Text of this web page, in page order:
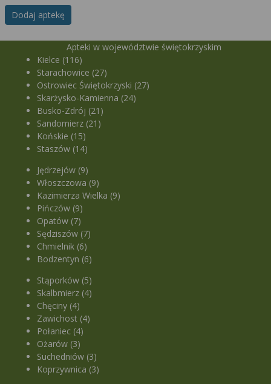
Dodaj aptekę
Apteki w województwie świętokrzyskim
Kielce (116)
Starachowice (27)
Ostrowiec Świętokrzyski (27)
Skarżysko-Kamienna (24)
Busko-Zdrój (21)
Sandomierz (21)
Końskie (15)
Staszów (14)
Jędrzejów (9)
Włoszczowa (9)
Kazimierza Wielka (9)
Pińczów (9)
Opatów (7)
Sędziszów (7)
Chmielnik (6)
Bodzentyn (6)
Stąporków (5)
Skalbmierz (4)
Chęciny (4)
Zawichost (4)
Połaniec (4)
Ożarów (3)
Suchedniów (3)
Koprzywnica (3)